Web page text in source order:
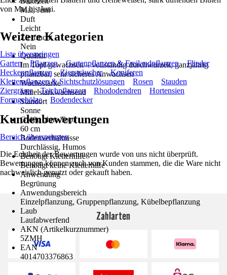
Mai, Juni
Duft
Leicht
Zierfrucht
Nein
Qualität
Im Topf gewachsen – vollständig durchwurzelt, ganzjährig
pflanzbar, sehr sicheres Anwachsen
Wuchsstärke
Mittelstarkwachsend
Standort
Sonne
Größe ohne Topf
60 cm
Bodenverhältnisse
Durchlässig, Humos
Benötigt Kletterhilfe
Benötigt keine Kletterhilfe
Anwendung
Begrünung
Anwendungsbereich
Einzelpflanzung, Gruppenpflanzung, Kübelbepflanzung
Laub
Laufabwerfend
AKN (Artikelkurznummer)
5ZMH
EAN
4014703376863
von Mai bis Juni.
Weitere Kategorien
Liste überspringen
Garten
Pflanzen Gartenpflanzen & Freilandpflanzen
Flieder
Heckenpflanzen
Ziersträucher
Koniferen
Kletterpflanzen & Sichtschutzlösungen
Rosen
Stauden
Ziergräser
Teichpflanzen Rhododendren
Hortensien
Formgehölze
Bodendecker
Kundenbewertungen
Bereich überspringen
Die Echtheit der Bewertungen wurde von uns nicht überprüft.
Bewertungen können auch von Kunden stammen, die die Ware nicht
nachweislich genutzt oder gekauft haben.
Zahlarten